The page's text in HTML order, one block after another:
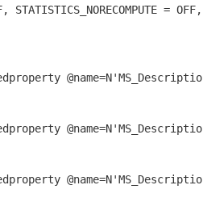
STATISTICS_NORECOMPUTE =